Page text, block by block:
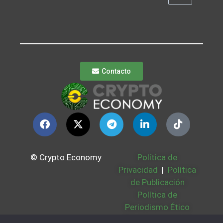
Contacto
© Crypto Economy
Política de
Privacidad | Política
de Publicación
Política de
Periodismo Ético